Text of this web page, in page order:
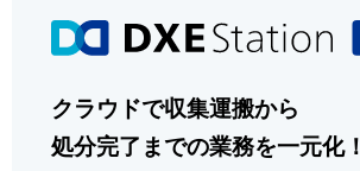
クラウドで収集運搬から
処分完了までの業務を一元化！